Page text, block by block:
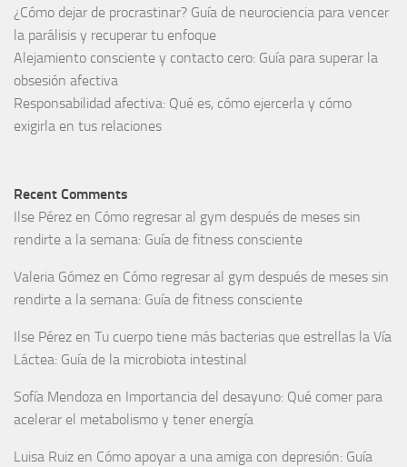
¿Cómo dejar de procrastinar? Guía de neurociencia para vencer
la parálisis y recuperar tu enfoque
Alejamiento consciente y contacto cero: Guía para superar la
obsesión afectiva
Responsabilidad afectiva: Qué es, cómo ejercerla y cómo
exigirla en tus relaciones
Recent Comments
Ilse Pérez en Cómo regresar al gym después de meses sin
rendirte a la semana: Guía de fitness consciente
Valeria Gómez en Cómo regresar al gym después de meses sin
rendirte a la semana: Guía de fitness consciente
Ilse Pérez en Tu cuerpo tiene más bacterias que estrellas la Vía
Láctea: Guía de la microbiota intestinal
Sofía Mendoza en Importancia del desayuno: Qué comer para
acelerar el metabolismo y tener energía
Luisa Ruiz en Cómo apoyar a una amiga con depresión: Guía